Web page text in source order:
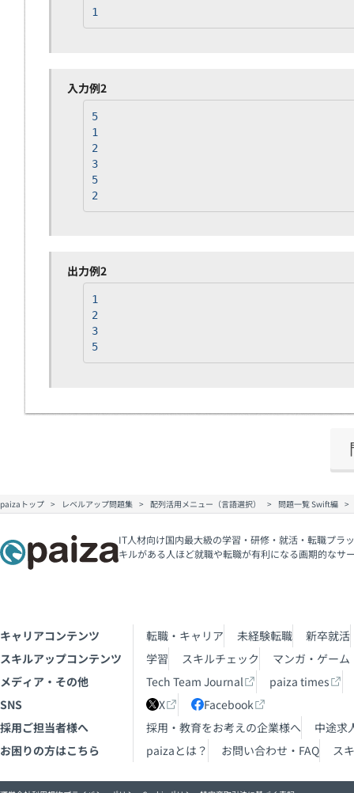
1
入力例2
5
1
2
3
5
2
出力例2
1
2
3
5
paizaトップ レベルアップ問題集 配列活用メニュー（言語選択） 問題一覧 Swift編
IT人材向け国内最大級の学習・研修・就活・転職プラ
キルがある人ほど就職や転職が有利になる画期的なサ
キャリアコンテンツ 転職・キャリア 未経験転職
新卒就活
スキルアップコンテンツ
学習 スキルチェック
マンガ・ゲーム
メディア・その他
Tech Team Journal
paiza times
SNS
X
Facebook
採用ご担当者様へ
採用・教育をお考えの企業様へ
中途求
お困りの方はこちら
paizaとは？ お問い合わせ・FAQ ス